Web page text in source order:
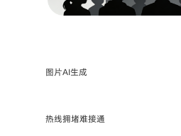
图片AI生成
热线拥堵难接通